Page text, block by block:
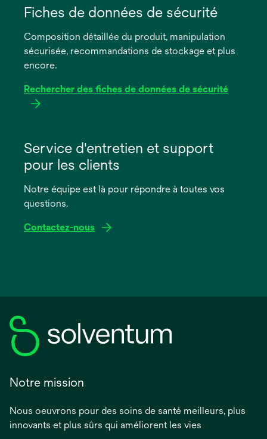
dans
nouvel
onglet
Fiches de données de sécurité
Composition détaillée du produit, manipulation
sécurisée, recommandations de stockage et plus
encore.
Rechercher des fiches de données de sécurité
dans
nouvel
onglet
Service d'entretien et support
pour les clients
Notre équipe est là pour répondre à toutes vos
questions.
Contactez-nous
Notre mission
Nous oeuvrons pour des soins de santé meilleurs, plus
innovants et plus sûrs qui améliorent les vies